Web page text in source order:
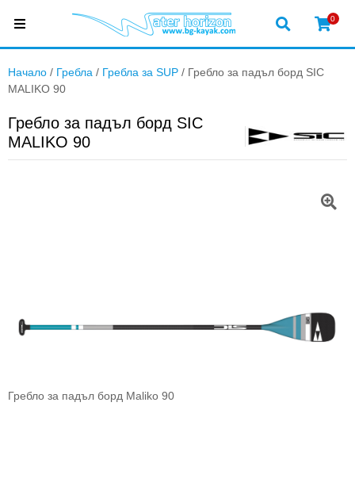
0
Начало / Гребла / Гребла за SUP / Гребло за падъл борд SIC
MALIKO 90
Гребло за падъл борд SIC
MALIKO 90
Гребло за падъл борд Maliko 90